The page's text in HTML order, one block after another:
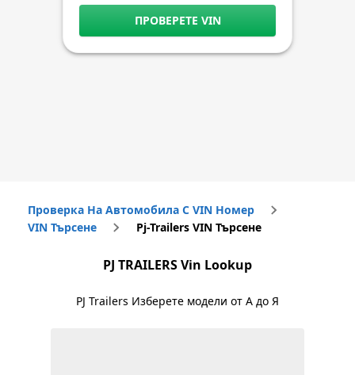
ПРОВЕРЕТЕ VIN
Проверка На Автомобила С VIN Номер
VIN Търсене
Pj-Trailers VIN Търсене
PJ TRAILERSVin Lookup
PJ Trailers Изберете модели от А до Я